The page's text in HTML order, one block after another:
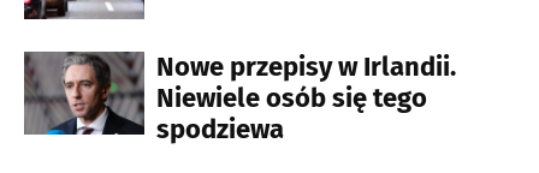
Nowe przepisy w Irlandii.
Niewiele osób się tego
spodziewa